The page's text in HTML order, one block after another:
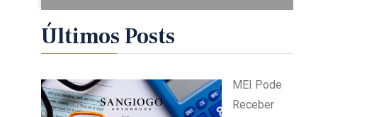
Últimos Posts
MEI Pode
Receber